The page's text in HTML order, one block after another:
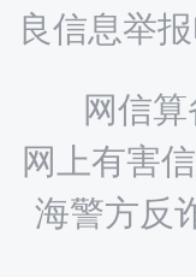
良信息举
网信
网上有害
海警方反